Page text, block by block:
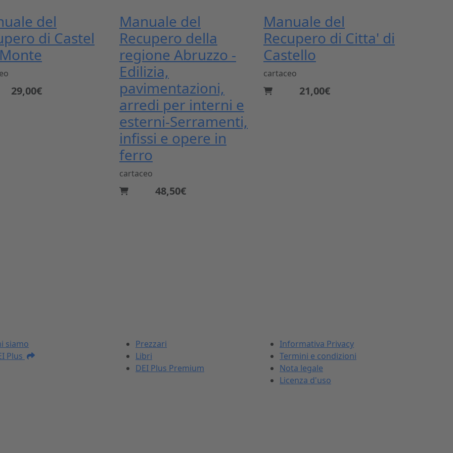
del
di Castel
29,00€
Manuale del
Recupero della
regione Abruzzo -
Edilizia,
pavimentazioni,
arredi per interni e
esterni-Serramenti,
infissi e opere in
ferro
cartaceo
48,50€
Manuale del
Recupero di Citta' di
Castello
cartaceo
21,00€
siamo
Plus
Prezzari
Libri
DEI Plus Premium
Informativa Privacy
Termini e condizioni
Nota legale
Licenza d'uso